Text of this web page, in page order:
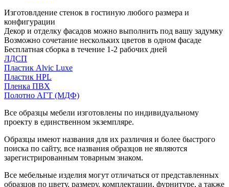
Изготовлдение стенок в гостиную любого размера и
конфигурации
Декор и отделку фасадов можно выполнить под вашу задумку
Возможно сочетание нескольких цветов в одном фасаде
Бесплатная сборка в течение 1-2 рабочих дней
ЛДСП
Пластик Alvic Luxe
Пластик HPL
Пленка ПВХ
Полотно АГТ (МДФ)
Все образцы мебели изготовлены по индивидуальному
проекту в единственном экземпляре.
Образцы имеют названия для их различия и более быстрого
поиска по сайту, все названия образцов не являются
зарегистрированным товарным знаком.
Все мебельные изделия могут отличаться от представленных
образцов по цвету, размеру, комплектации, фурнитуре, а также